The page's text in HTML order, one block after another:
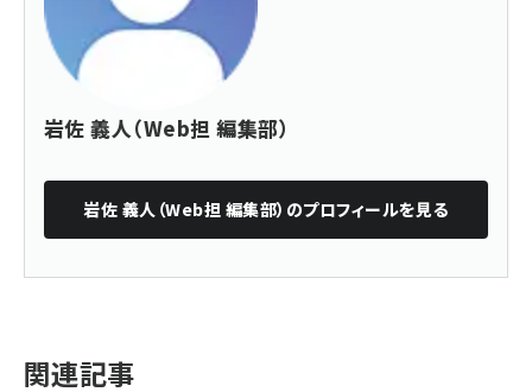
岩佐 義人（Web担 編集部）
岩佐 義人（Web担 編集部） のプロフィールを見る
関連記事